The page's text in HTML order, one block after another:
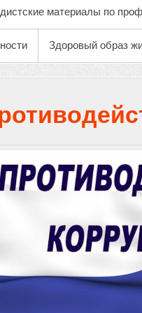
материалы по
Здоровый образ